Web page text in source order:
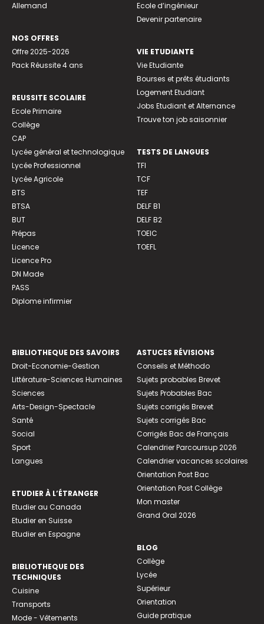
Allemand
NOS OFFRES
Offre 2025-2026
Pack Réussite 4 ans
REUSSITE SCOLAIRE
Ecole Primaire
Collège
CAP
Lycée général et technologique
Lycée Professionnel
Lycée Agricole
BTS
BTSA
BUT
Prépas
Licence
Licence Pro
DN Made
PASS
Diplome infirmier
Ecole d’ingénieur
Devenir partenaire
VIE ETUDIANTE
Vie Etudiante
Bourses et prêts étudiants
Logement Etudiant
Jobs Etudiant et Alternance
Trouve ton job saisonnier
TESTS DE LANGUES
TFI
TCF
TEF
DELF B1
DELF B2
TOEIC
TOEFL
BIBLIOTHEQUE DES SAVOIRS
Droit-Economie-Gestion
Littérature-Sciences Humaines
Sciences
Arts-Design-Spectacle
Santé
Social
Sport
Langues
ETUDIER À L’ÉTRANGER
Etudier au Canada
Etudier en Suisse
Etudier en Espagne
BIBLIOTHEQUE DES
TECHNIQUES
Cuisine
Transports
Mode - Vêtements
ASTUCES RÉVISIONS
Conseils et Méthodo
Sujets probables Brevet
Sujets Probables Bac
Sujets corrigés Brevet
Sujets corrigés Bac
Corrigés Bac de Français
Calendrier Parcoursup 2026
Calendrier vacances scolaires
Orientation Post Bac
Orientation Post Collège
Mon master
Grand Oral 2026
BLOG
Collège
Lycée
Supérieur
Orientation
Guide pratique